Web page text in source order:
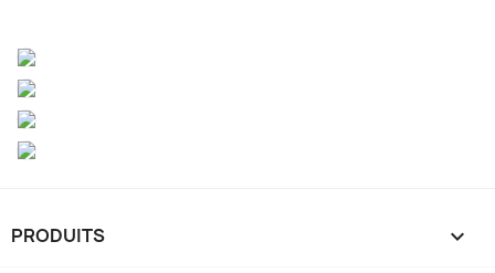
PRODUITS 